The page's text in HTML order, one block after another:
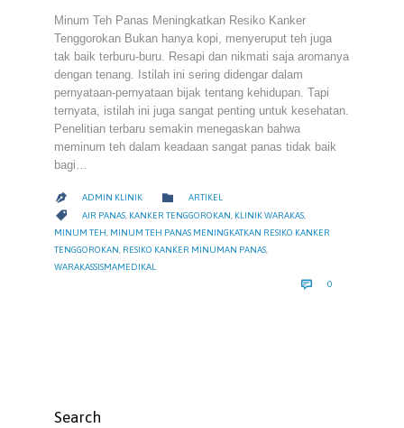
Minum Teh Panas Meningkatkan Resiko Kanker
Tenggorokan Bukan hanya kopi, menyeruput teh juga
tak baik terburu-buru. Resapi dan nikmati saja aromanya
dengan tenang. Istilah ini sering didengar dalam
pernyataan-pernyataan bijak tentang kehidupan. Tapi
ternyata, istilah ini juga sangat penting untuk kesehatan.
Penelitian terbaru semakin menegaskan bahwa
meminum teh dalam keadaan sangat panas tidak baik
bagi…
 ADMIN KLINIK  CATEGORY
ARTIKEL
 CATEGORY
AIR PANAS KANKER TENGGOROKAN KLINIK WARAKAS
MINUM TEH MINUM TEH PANAS MENINGKATKAN RESIKO KANKER
TENGGOROKAN RESIKO KANKER MINUMAN PANAS
WARAKASSISMAMEDIKAL
 0
Search